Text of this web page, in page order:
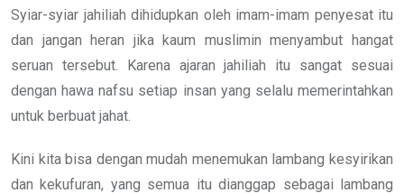
Syiar-syiar jahiliah dihidupkan oleh imam-imam penyesat itu
dan jangan heran jika kaum muslimin menyambut hangat
seruan tersebut. Karena ajaran jahiliah itu sangat sesuai
dengan hawa nafsu setiap insan yang selalu memerintahkan
untuk berbuat jahat.
Kini kita bisa dengan mudah menemukan lambang kesyirikan
dan kekufuran, yang semua itu dianggap sebagai lambang